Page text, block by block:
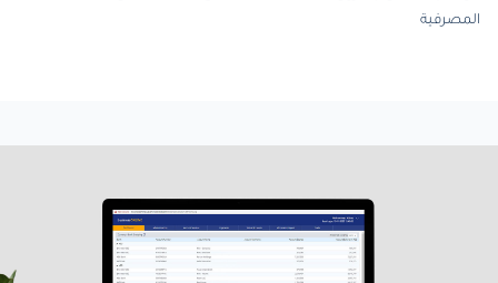
المصرفية